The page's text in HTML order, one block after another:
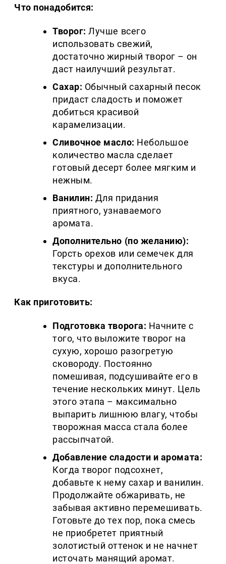
Что понадобится:
Творог: Лучше всего
использовать свежий,
достаточно жирный творог – он
даст наилучший результат.
Сахар: Обычный сахарный песок
придаст сладость и поможет
добиться красивой
карамелизации.
Сливочное масло: Небольшое
количество масла сделает
готовый десерт более мягким и
нежным.
Ванилин: Для придания
приятного, узнаваемого
аромата.
Дополнительно (по желанию):
Горсть орехов или семечек для
текстуры и дополнительного
вкуса.
Как приготовить:
Подготовка творога: Начните с
того, что выложите творог на
сухую, хорошо разогретую
сковороду. Постоянно
помешивая, подсушивайте его в
течение нескольких минут. Цель
этого этапа – максимально
выпарить лишнюю влагу, чтобы
творожная масса стала более
рассыпчатой.
Добавление сладости и аромата:
Когда творог подсохнет,
добавьте к нему сахар и ванилин.
Продолжайте обжаривать, не
забывая активно перемешивать.
Готовьте до тех пор, пока смесь
не приобретет приятный
золотистый оттенок и не начнет
источать манящий аромат.